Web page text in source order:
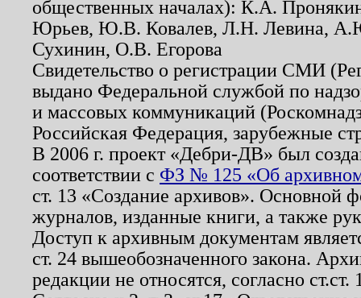
общественных началах): К.А.
Юрьев, Ю.В. Ковалев, Л.Н. Левина,
Сухинин, О.В. Егорова
Свидетельство о регистрации СМИ
выдано Федеральной службой по
и массовых коммуникаций
Российская Федерация, зарубежные
В 2006 г. проект «Дебри-ДВ» был
соответствии с ФЗ № 125 «Об
ст. 13 «Создание архивов». Основной
журналов, изданные книги, а также
Доступ к архивным документам
ст. 24 вышеобозначенного закона.
редакции не относятся, согласно